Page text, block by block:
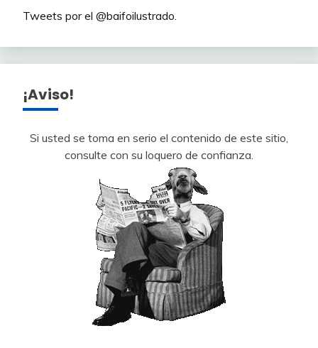
Tweets por el @baifoilustrado.
¡Aviso!
Si usted se toma en serio el contenido de este sitio,
consulte con su loquero de confianza.